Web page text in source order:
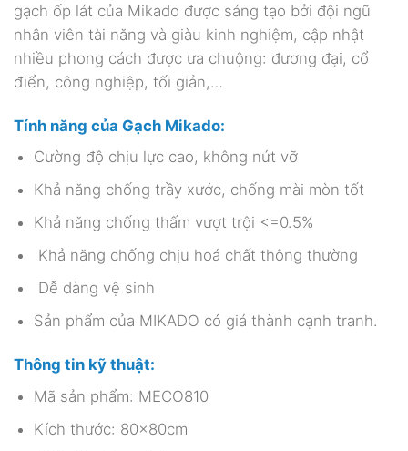
gạch ốp lát của Mikado được sáng tạo bởi đội ngũ
nhân viên tài năng và giàu kinh nghiệm, cập nhật
nhiều phong cách được ưa chuộng: đương đại, cổ
điển, công nghiệp, tối giản,…
Tính năng của Gạch Mikado:
Cường độ chịu lực cao, không nứt vỡ
Khả năng chống trầy xước, chống mài mòn tốt
Khả năng chống thấm vượt trội <=0.5%
Khả năng chống chịu hoá chất thông thường
Dễ dàng vệ sinh
Sản phẩm của MIKADO có giá thành cạnh tranh.
Thông tin kỹ thuật:
Mã sản phẩm: MECO810
Kích thước: 80x80cm